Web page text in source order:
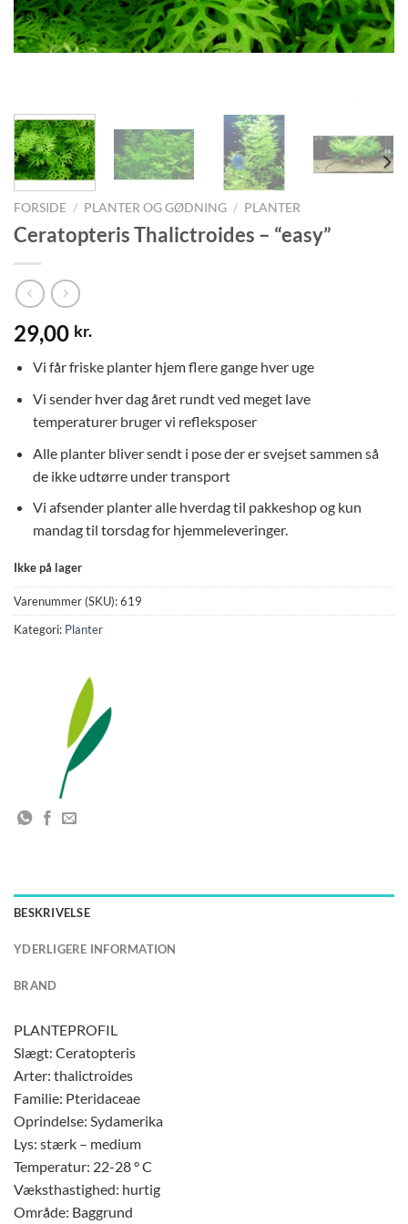
FORSIDE / PLANTER OG GØDNING / PLANTER
Ceratopteris Thalictroides – “easy”
29,00 kr.
Vi får friske planter hjem flere gange hver uge
Vi sender hver dag året rundt ved meget lave
temperaturer bruger vi refleksposer
Alle planter bliver sendt i pose der er svejset sammen så
de ikke udtørre under transport
Vi afsender planter alle hverdag til pakkeshop og kun
mandag til torsdag for hjemmeleveringer.
Ikke på lager
Varenummer (SKU):619
Kategori: Planter
BESKRIVELSE
YDERLIGERE INFORMATION
BRAND
PLANTEPROFIL
Slægt: Ceratopteris
Arter: thalictroides
Familie: Pteridaceae
Oprindelse: Sydamerika
Lys: stærk – medium
Temperatur: 22-28 ° C
Væksthastighed: hurtig
Område: Baggrund